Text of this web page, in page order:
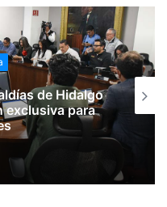
de Hidalgo
exclusiva para